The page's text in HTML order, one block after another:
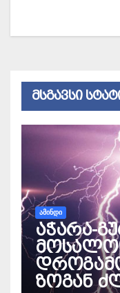
ᲛᲡᲒᲐᲕᲡᲘ
ᲐᲛᲘᲜᲓᲘ
აჭარა-
ზოგან